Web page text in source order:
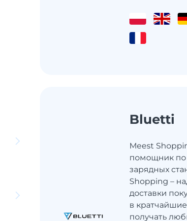
Bluetti
Meest
помощник
зарядных
Shopping –
доставки
в
получать